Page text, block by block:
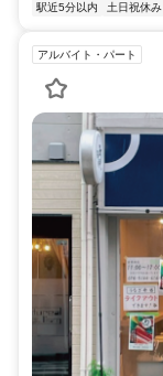
駅近5分以内
土日祝休み
アルバイト・パート